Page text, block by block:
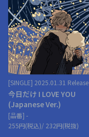
[SINGLE] 2025.01.31 Release
今日だけ I LOVE YOU
(Japanese Ver.)
[品番] -
255円(税込)/ 232円(税抜)